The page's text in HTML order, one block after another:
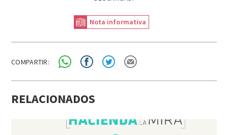
Nota informativa
COMPARTIR:
RELACIONADOS